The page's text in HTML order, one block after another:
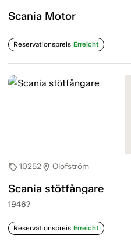
Scania Motor
Reservationspreis Erreicht
sell10252location_on Olofström
Scania stötfångare
1946?
Reservationspreis Erreicht